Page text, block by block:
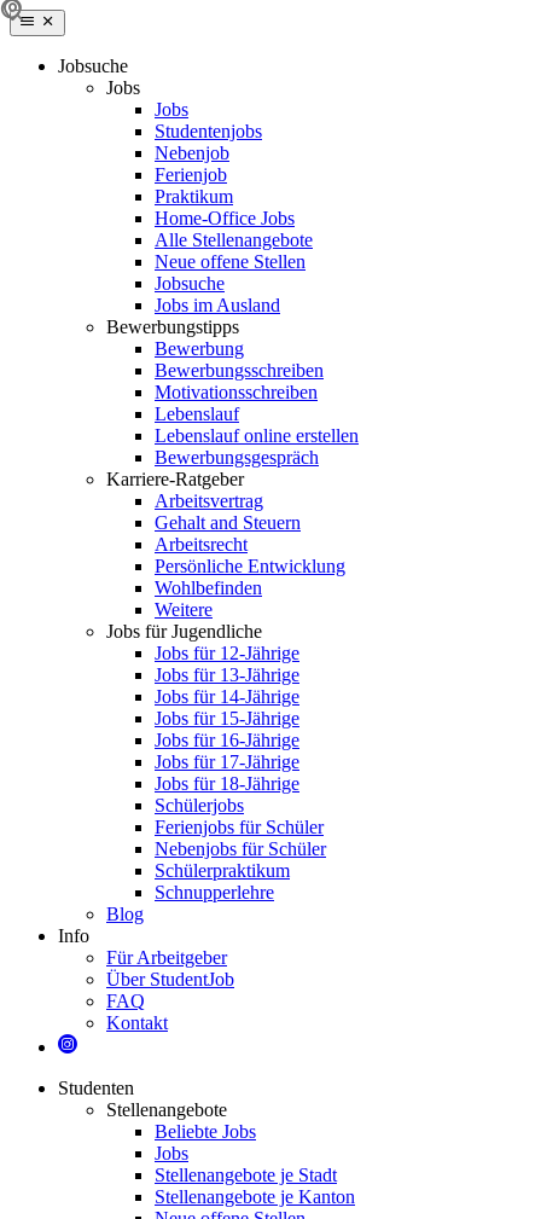
Jobsuche
Jobs
Jobs
Studentenjobs
Nebenjob
Ferienjob
Praktikum
Home-Office Jobs
Alle Stellenangebote
Neue offene Stellen
Jobsuche
Jobs im Ausland
Bewerbungstipps
Bewerbung
Bewerbungsschreiben
Motivationsschreiben
Lebenslauf
Lebenslauf online erstellen
Bewerbungsgespräch
Karriere-Ratgeber
Arbeitsvertrag
Gehalt and Steuern
Arbeitsrecht
Persönliche Entwicklung
Wohlbefinden
Weitere
Jobs für Jugendliche
Jobs für 12-Jährige
Jobs für 13-Jährige
Jobs für 14-Jährige
Jobs für 15-Jährige
Jobs für 16-Jährige
Jobs für 17-Jährige
Jobs für 18-Jährige
Schülerjobs
Ferienjobs für Schüler
Nebenjobs für Schüler
Schülerpraktikum
Schnupperlehre
Blog
Info
Für Arbeitgeber
Über StudentJob
FAQ
Kontakt
Studenten
Stellenangebote
Beliebte Jobs
Jobs
Stellenangebote je Stadt
Stellenangebote je Kanton